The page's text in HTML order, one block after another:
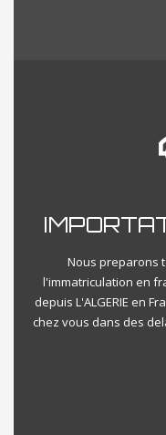
Nous preparons
l'immatriculation en
depuis L'ALGERIE en
chez vous dans des